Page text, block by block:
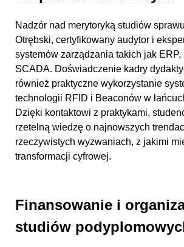
Nadzór nad merytoryką studiów
Otrębski, certyfikowany audytor i
systemów zarządzania takich jak ERP,
SCADA. Doświadczenie kadry
również praktyczne wykorzystanie
technologii RFID i Beaconów w
Dzięki kontaktowi z praktykami,
rzetelną wiedzę o najnowszych
rzeczywistych wyzwaniach, z jakimi
transformacji cyfrowej.
Finansowanie i
studiów